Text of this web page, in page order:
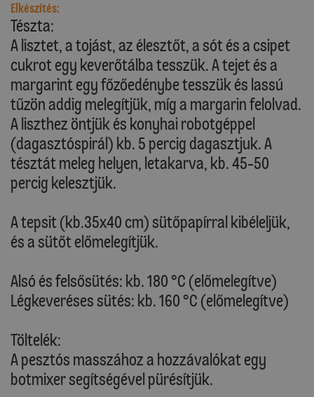
Elkészítés:
Tészta:
A lisztet, a tojást, az élesztőt, a sót és a csipet
cukrot egy keverőtálba tesszük. A tejet és a
margarint egy főzőedénybe tesszük és lassú
tűzön addig melegítjük, míg a margarin felolvad.
A liszthez öntjük és konyhai robotgéppel
(dagasztóspirál) kb. 5 percig dagasztjuk. A
tésztát meleg helyen, letakarva, kb. 45-50
percig kelesztjük.
A tepsit (kb.35x40 cm) sütőpapírral kibéleljük,
és a sütőt előmelegítjük.
Alsó és felsősütés: kb. 180 °C (előmelegítve)
Légkeveréses sütés: kb. 160 °C (előmelegítve)
Töltelék:
A pesztós masszához a hozzávalókat egy
botmixer segítségével pürésítjük.